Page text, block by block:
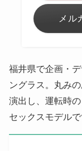
メル
福井県で企画・
ングラス。丸み
演出し、運転時
セックスモデルで